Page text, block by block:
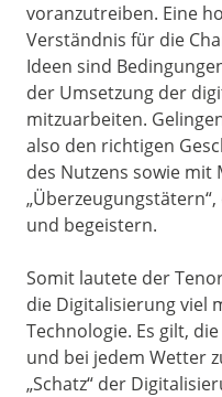
voranzutreiben. Eine
Verständnis für die
Ideen sind
der Umsetzung der
mitzuarbeiten.
also den richtigen
des Nutzens sowie
und begeistern.
Somit lautete der
die Digitalisierung viel
Technologie. Es gilt,
und bei jedem Wetter
„Schatz“ der